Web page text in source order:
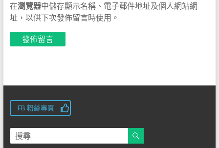
在瀏覽器中儲存顯示名稱、電子郵件地址及個人網站網
址，以供下次發佈留言時使用。
FB 粉絲專頁